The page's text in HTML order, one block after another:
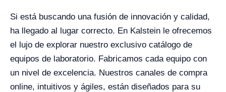
Si está buscando una fusión de innovación y calidad,
ha llegado al lugar correcto. En Kalstein le ofrecemos
el lujo de explorar nuestro exclusivo catálogo de
equipos de laboratorio. Fabricamos cada equipo con
un nivel de excelencia. Nuestros canales de compra
online, intuitivos y ágiles, están diseñados para su